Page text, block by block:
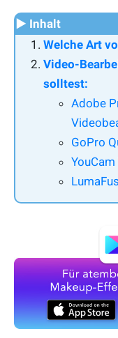
▶ Inhalt
Welche Art
Video-
solltest:
Adobe
GoPro